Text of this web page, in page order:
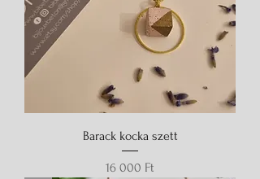
Barack kocka szett
Ár
16 000 Ft